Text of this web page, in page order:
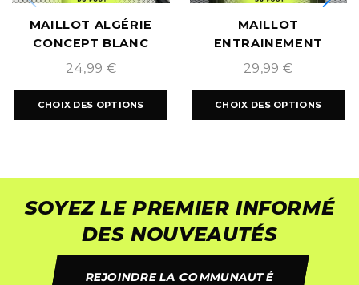
MAILLOT ALGÉRIE
CONCEPT BLANC
DORÉ 2024/2025
24,99 €
CHOIX DES OPTIONS
MAILLOT
ENTRAINEMENT
ARSENAL 2024/2025
29,99 €
CHOIX DES OPTIONS
SOYEZ LE PREMIER INFORMÉ
DES NOUVEAUTÉS
REJOINDRE LA COMMUNAUTÉ